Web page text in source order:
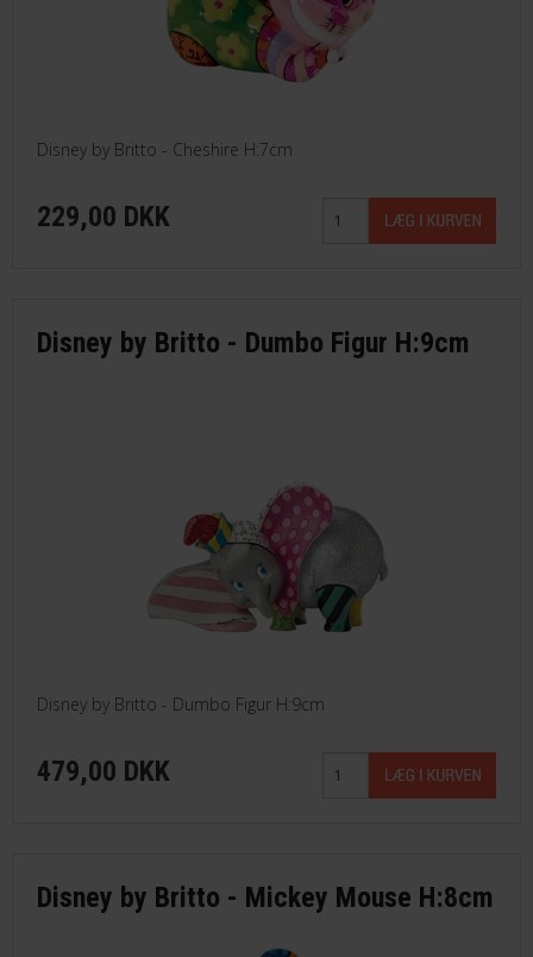
Disney by Britto - Cheshire H:7cm
229,00 DKK
Disney by Britto - Dumbo Figur H:9cm
Disney by Britto - Dumbo Figur H:9cm
479,00 DKK
Disney by Britto - Mickey Mouse H:8cm